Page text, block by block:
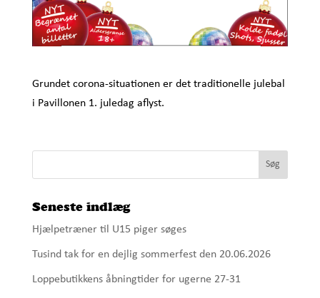
Grundet corona-situationen er det traditionelle julebal
i Pavillonen 1. juledag aflyst.
Seneste indlæg
Hjælpetræner til U15 piger søges
Tusind tak for en dejlig sommerfest den 20.06.2026
Loppebutikkens åbningtider for ugerne 27-31